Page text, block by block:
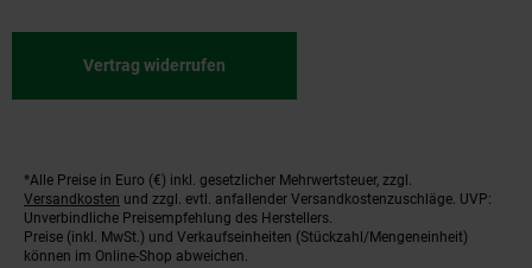
Vertrag widerrufen
Fußnoten
*Alle Preise in Euro (€) inkl. gesetzlicher Mehrwertsteuer, zzgl.
Versandkosten und zzgl. evtl. anfallender Versandkostenzuschläge. UVP:
Unverbindliche Preisempfehlung des Herstellers.
Preise (inkl. MwSt.) und Verkaufseinheiten (Stückzahl/Mengeneinheit)
können im Online-Shop abweichen.